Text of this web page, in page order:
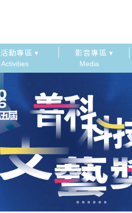
活動專區 ▾
Activities
影音專區 ▾
Media